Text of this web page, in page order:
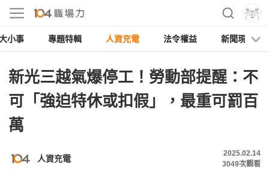
小事 專題特輯 人資充電 法令權益 新聞現場
新光三越氣爆停工！勞動部提醒：不
可「強迫特休或扣假」，最重可罰百
萬
人資充電
2025.02.14
3049次觀看